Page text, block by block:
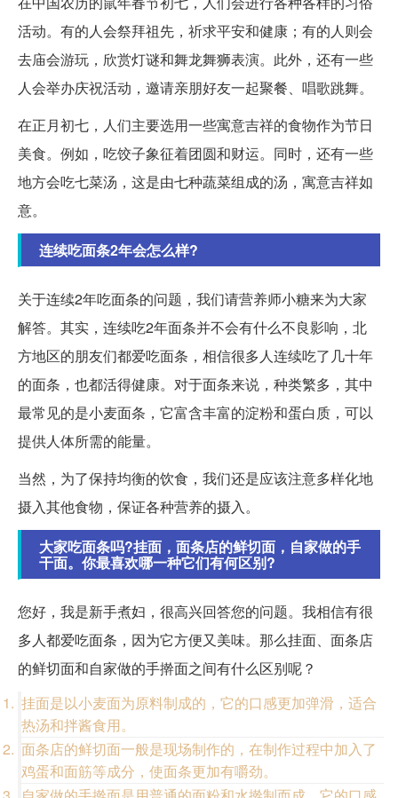
活动。有的人会祭拜祖先，祈求平安和健康；有的人则会
去庙会游玩，欣赏灯谜和舞龙舞狮表演。此外，还有一些
人会举办庆祝活动，邀请亲朋好友一起聚餐、唱歌跳舞。
在正月初七，人们主要选用一些寓意吉祥的食物作为节日
美食。例如，吃饺子象征着团圆和财运。同时，还有一些
地方会吃七菜汤，这是由七种蔬菜组成的汤，寓意吉祥如
意。
连续吃面条2年会怎么样?
关于连续2年吃面条的问题，我们请营养师小糖来为大家
解答。其实，连续吃2年面条并不会有什么不良影响，北
方地区的朋友们都爱吃面条，相信很多人连续吃了几十年
的面条，也都活得健康。对于面条来说，种类繁多，其中
最常见的是小麦面条，它富含丰富的淀粉和蛋白质，可以
提供人体所需的能量。
当然，为了保持均衡的饮食，我们还是应该注意多样化地
摄入其他食物，保证各种营养的摄入。
大家吃面条吗?挂面，面条店的鲜切面，自家做的手
干面。你最喜欢哪一种它们有何区别?
您好，我是新手煮妇，很高兴回答您的问题。我相信有很
多人都爱吃面条，因为它方便又美味。那么挂面、面条店
的鲜切面和自家做的手擀面之间有什么区别呢？
挂面是以小麦面为原料制成的，它的口感更加弹滑，适合
热汤和拌酱食用。
面条店的鲜切面一般是现场制作的，在制作过程中加入了
鸡蛋和面筋等成分，使面条更加有嚼劲。